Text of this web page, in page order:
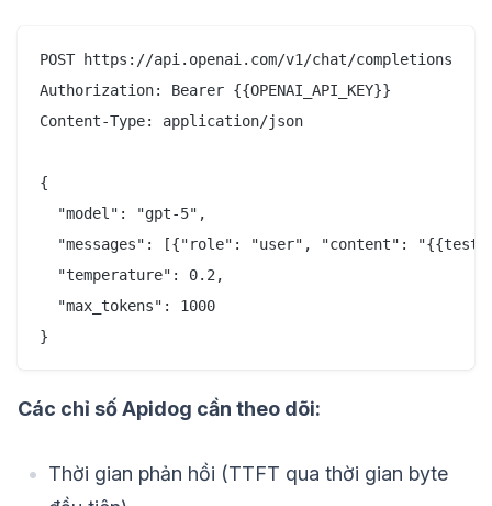
POST https://api.openai.com/v1/chat/completions
Authorization: Bearer {{OPENAI_API_KEY}}
Content-Type: application/json
{
  "model": "gpt-5",
"messages": [{"role": "user", "content":
  "temperature": 0.2,
  "max_tokens": 1000
Các chỉ số Apidog cần theo dõi:
Thời gian phản hồi (TTFT qua thời gian byte